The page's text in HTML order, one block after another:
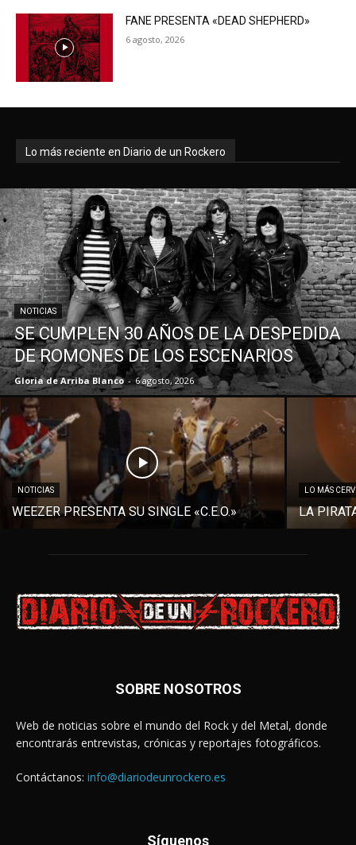
FANE PRESENTA «DEAD SHEPHERD»
6 agosto, 2026
Lo más reciente en Diario de un Rockero
NOTICIAS
SE CUMPLEN 30 AÑOS DE LA DESPEDIDA
DE ROMONES DE LOS ESCENARIOS
Gloria de Arriba Blanco - 6 agosto, 2026
NOTICIAS
WEEZER PRESENTA SU SINGLE «C.E.O.»
LO MÁS
LA
SOBRE NOSOTROS
Web de noticias sobre el mundo del Rock y del Metal, donde
encontrarás entrevistas, crónicas y reportajes fotográficos.
Contáctanos: info@diariodeunrockero.es
Síguenos